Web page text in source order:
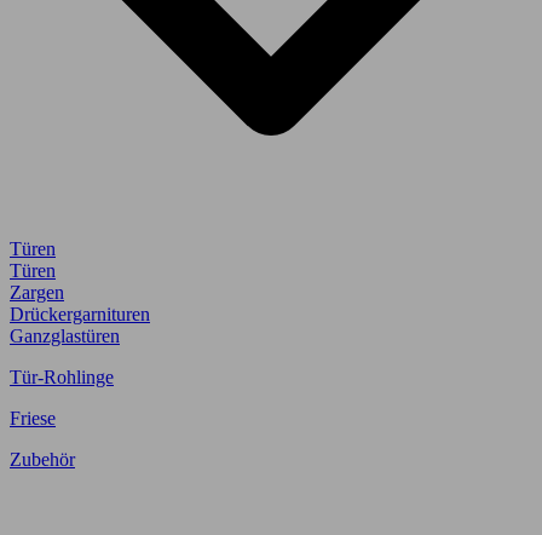
Türen
Türen
Zargen
Drückergarnituren
Ganzglastüren
Tür-Rohlinge
Friese
Zubehör